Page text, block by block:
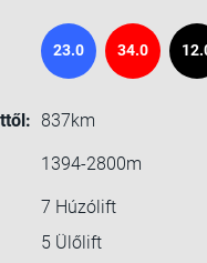
23.0 34.0
837km
1394-2800m
7 Húzólift
5 Ülőlift